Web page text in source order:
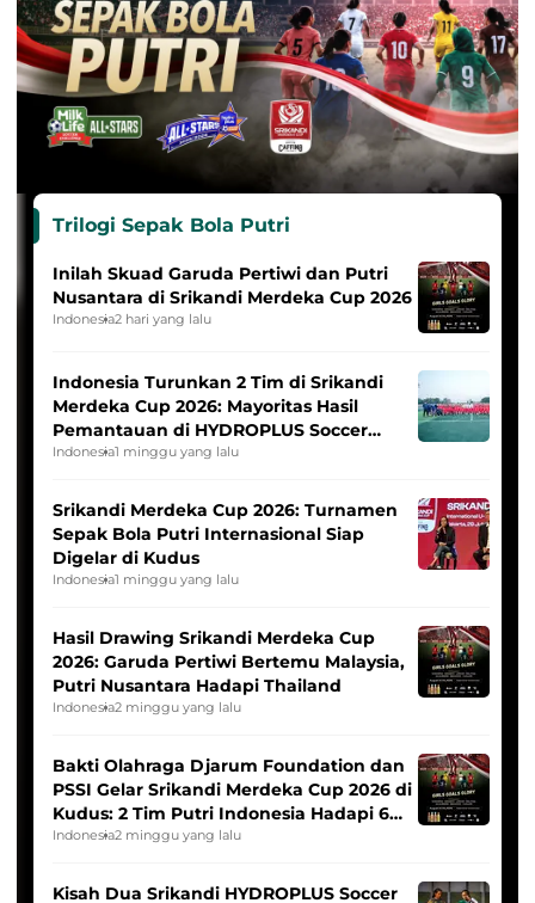
Trilogi Sepak Bola Putri
Inilah Skuad Garuda Pertiwi dan Putri
Nusantara di Srikandi Merdeka Cup 2026
Indonesia2 hari yang lalu
Indonesia Turunkan 2 Tim di Srikandi
Merdeka Cup 2026: Mayoritas Hasil
Pemantauan di HYDROPLUS Soccer
League
Indonesia1 minggu yang lalu
Srikandi Merdeka Cup 2026: Turnamen
Sepak Bola Putri Internasional Siap
Digelar di Kudus
Indonesia1 minggu yang lalu
Hasil Drawing Srikandi Merdeka Cup
2026: Garuda Pertiwi Bertemu Malaysia,
Putri Nusantara Hadapi Thailand
Indonesia2 minggu yang lalu
Bakti Olahraga Djarum Foundation dan
PSSI Gelar Srikandi Merdeka Cup 2026 di
Kudus: 2 Tim Putri Indonesia Hadapi 6
Tim Asia
Indonesia2 minggu yang lalu
Kisah Dua Srikandi HYDROPLUS Soccer